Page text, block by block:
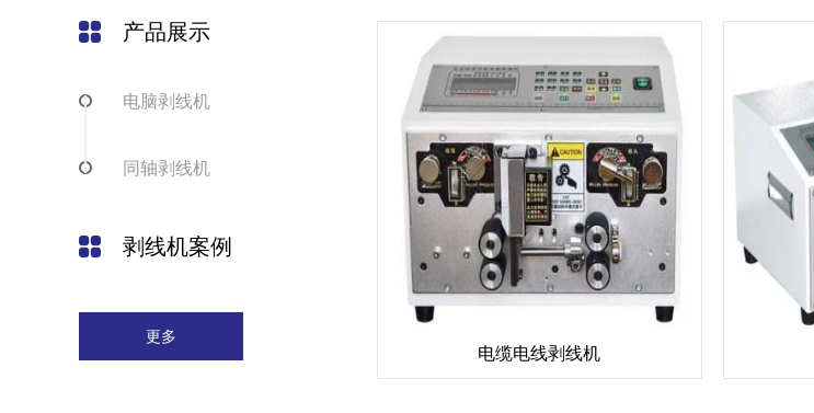
产品展示
电脑剥线机
同轴剥线机
剥线机案例
更多
电缆电线剥线机